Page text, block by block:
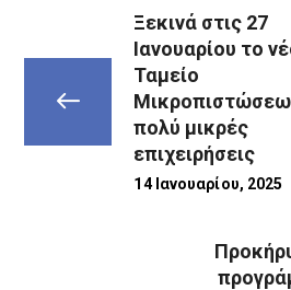
Ξεκινά στις 27
Ιανουαρίου το
Ταμείο
πολύ μικρές
επιχειρήσεις
14 Ιανουαρίου, 2025